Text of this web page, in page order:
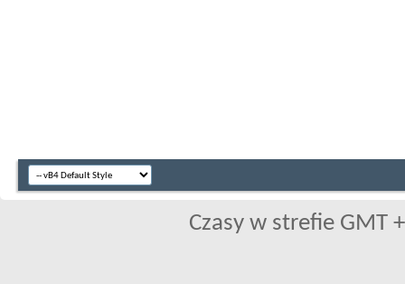
Czasy w strefie GMT